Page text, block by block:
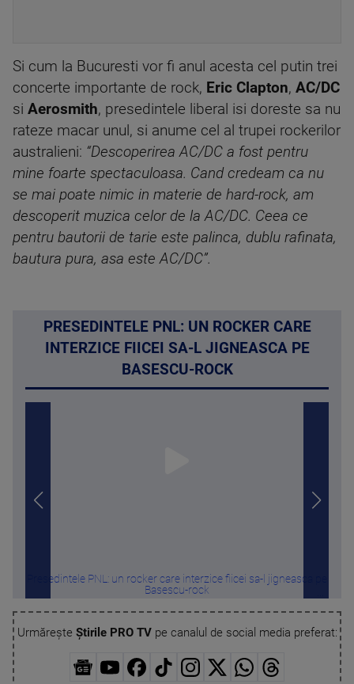
Si cum la Bucuresti vor fi anul acesta cel putin trei
concerte importante de rock, Eric Clapton, AC/DC
si Aerosmith, presedintele liberal isi doreste sa nu
rateze macar unul, si anume cel al trupei rockerilor
australieni: “Descoperirea AC/DC a fost pentru
mine foarte spectaculoasa. Cand credeam ca nu
se mai poate nimic in materie de hard-rock, am
descoperit muzica celor de la AC/DC. Ceea ce
pentru bautorii de tarie este palinca, dublu rafinata,
bautura pura, asa este AC/DC”.
PRESEDINTELE PNL: UN ROCKER CARE
INTERZICE FIICEI SA-L JIGNEASCA PE
BASESCU-ROCK
Presedintele PNL: un rocker care interzice fiicei sa-l jigneasca pe
Basescu-rock
Urmărește Știrile PRO TVpe canalul de social media preferat: